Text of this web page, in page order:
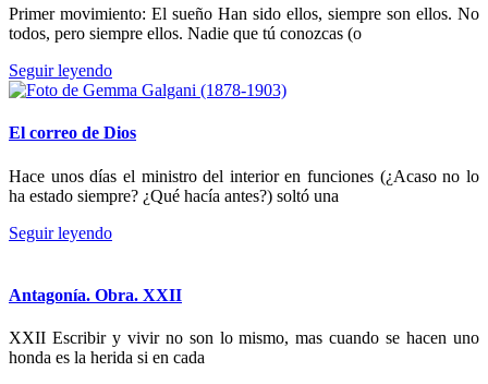
Primer movimiento: El sueño Han sido ellos, siempre son ellos. No
todos, pero siempre ellos. Nadie que tú conozcas (o
Seguir leyendo
El correo de Dios
Hace unos días el ministro del interior en funciones (¿Acaso no lo
ha estado siempre? ¿Qué hacía antes?) soltó una
Seguir leyendo
Antagonía. Obra. XXII
XXII Escribir y vivir no son lo mismo, mas cuando se hacen uno
honda es la herida si en cada